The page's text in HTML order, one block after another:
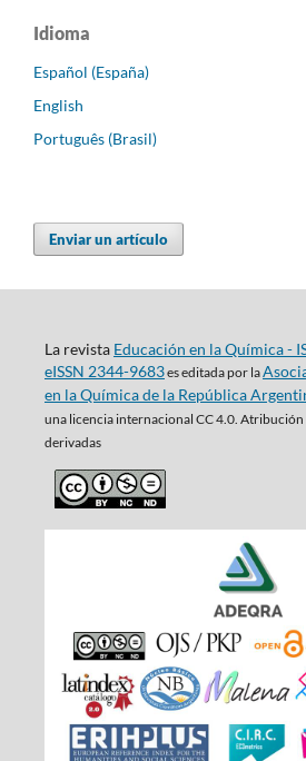
Idioma
Español (España)
English
Português (Brasil)
Enviar un artículo
La revista Educación en la Química -
eISSN 2344-9683es editada por la
en la Química de la República
una licencia internacional CC 4.0. Atribución
derivadas